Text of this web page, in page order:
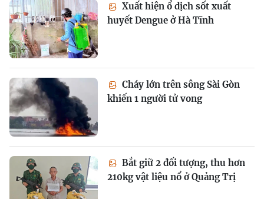
Xuất hiện ổ dịch sốt xuất
huyết Dengue ở Hà Tĩnh
Cháy lớn trên sông Sài Gòn
khiến 1 người tử vong
Bắt giữ 2 đối tượng, thu hơn
210kg vật liệu nổ ở Quảng Trị